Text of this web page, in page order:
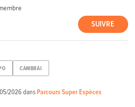
SUIVRE
CAMBRAI
2026dans Parcours Super Espèces